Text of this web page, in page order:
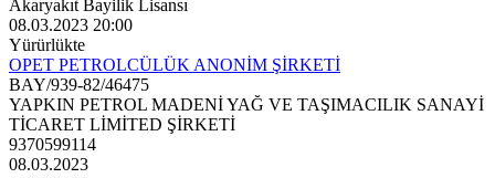
Akaryakıt Bayilik Lisansı
08.03.2023 20:00
Yürürlükte
OPET PETROLCÜLÜK ANONİM ŞİRKETİ
BAY/939-82/46475
YAPKIN PETROL MADENİ YAĞ VE TAŞIMACILIK SANAYİ
TİCARET LİMİTED ŞİRKETİ
9370599114
08.03.2023